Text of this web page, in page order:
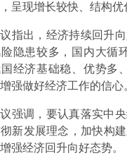
呈现增长较快、结构优
指出，经济持续回升
隐患较多，国内大循
经济基础稳、优势多
强做好经济工作的信心
强调，要认真落实中
新发展理念，加快构
强经济回升向好态势。